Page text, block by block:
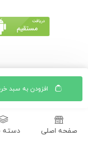
صفحه اصلی دسته
افزودن به سبد
© کلیه حقوق مادی و
موسوی محفوظ